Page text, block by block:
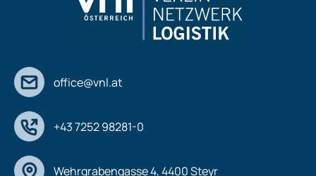
office@vnl.at
+43 7252 98281-0
Wehrgrabengasse 4, 4400 Steyr